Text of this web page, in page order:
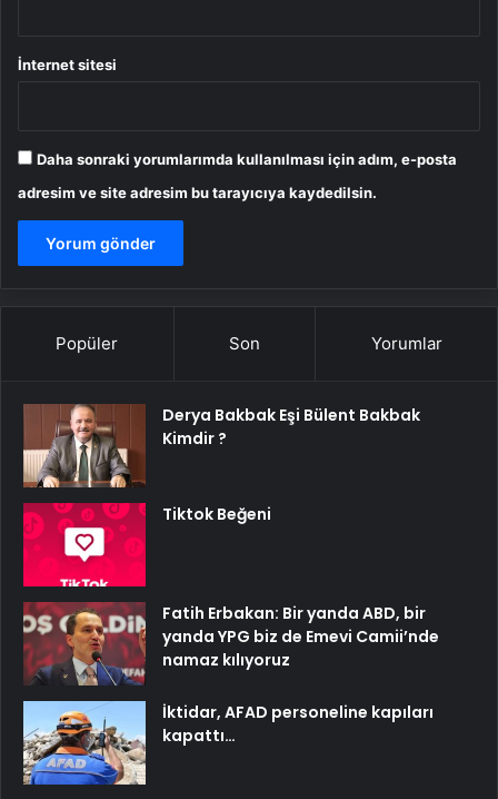
İnternet sitesi
Daha sonraki yorumlarımda kullanılması için adım, e-posta
adresim ve site adresim bu tarayıcıya kaydedilsin.
Popüler Son Yorumlar
Derya Bakbak Eşi Bülent Bakbak
Kimdir ?
Tiktok Beğeni
Fatih Erbakan: Bir yanda ABD, bir
yanda YPG biz de Emevi Camii’nde
namaz kılıyoruz
İktidar, AFAD personeline kapıları
kapattı…